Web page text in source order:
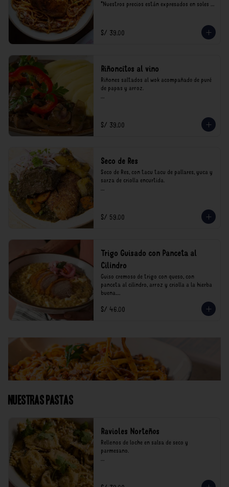
*Nuestros precios están expresados en soles e
S/ 39.00
Riñoncitos al vino
Riñones saltados al wok acompañado de puré
de papas y arroz.
consumo.
S/ 39.00
Seco de Res
Seco de Res, con tacu tacu de pallares, yuca y
sarza de criolla encurtida.
consumo.
S/ 59.00
Trigo Guisado con Panceta al
Cilindro
Guiso cremoso de trigo con queso, con
panceta al cilindro, arroz y criolla a la hierba
buena.
*Nuestros precios están expresados en soles e
S/ 46.00
Nuestras Pastas
Ravioles Norteños
Rellenos de loche en salsa de seco y
parmesano.
consumo.